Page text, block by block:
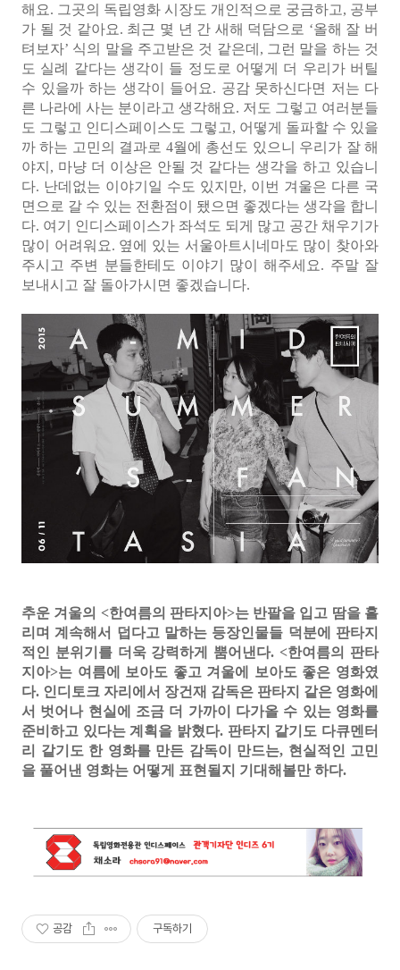
해요. 그곳의 독립영화 시장도 개인적으로 궁금하고, 공부
가 될 것 같아요. 최근 몇 년 간 새해 덕담으로 ‘올해 잘 버
텨보자’ 식의 말을 주고받은 것 같은데, 그런 말을 하는 것
도 실례 같다는 생각이 들 정도로 어떻게 더 우리가 버틸
수 있을까 하는 생각이 들어요. 공감 못하신다면 저는 다
른 나라에 사는 분이라고 생각해요. 저도 그렇고 여러분들
도 그렇고 인디스페이스도 그렇고, 어떻게 돌파할 수 있을
까 하는 고민의 결과로 4월에 총선도 있으니 우리가 잘 해
야지, 마냥 더 이상은 안될 것 같다는 생각을 하고 있습니
다. 난데없는 이야기일 수도 있지만, 이번 겨울은 다른 국
면으로 갈 수 있는 전환점이 됐으면 좋겠다는 생각을 합니
다. 여기 인디스페이스가 좌석도 되게 많고 공간 채우기가
많이 어려워요. 옆에 있는 서울아트시네마도 많이 찾아와
주시고 주변 분들한테도 이야기 많이 해주세요. 주말 잘
보내시고 잘 돌아가시면 좋겠습니다.
추운 겨울의 <한여름의 판타지아>는 반팔을 입고 땀을 흘
리며 계속해서 덥다고 말하는 등장인물들 덕분에 판타지
적인 분위기를 더욱 강력하게 뿜어낸다. <한여름의 판타
지아>는 여름에 보아도 좋고 겨울에 보아도 좋은 영화였
다. 인디토크 자리에서 장건재 감독은 판타지 같은 영화에
서 벗어나 현실에 조금 더 가까이 다가올 수 있는 영화를
준비하고 있다는 계획을 밝혔다. 판타지 같기도 다큐멘터
리 같기도 한 영화를 만든 감독이 만드는, 현실적인 고민
을 풀어낸 영화는 어떻게 표현될지 기대해볼만 하다.
공감 구독하기